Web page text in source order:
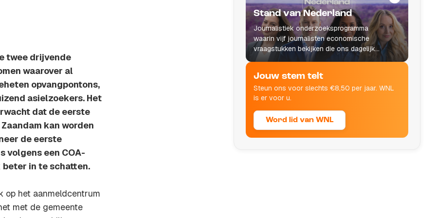
twee drijvende
waarover al
opvangpontons,
asielzoekers. Het
dat de eerste
kan worden
de eerste
volgens een COA-
beter in te schatten.
op het aanmeldcentrum
met de gemeente
Stand van Nederland
Journalistiek onderzoeksprogramma
waarin vijf journalisten economische
vraagstukken bekijken die ons dagelijks
leven raken.
Jouw stem telt
Steun ons voor slechts €8,50 per jaar. WNL
is er voor u.
Word lid van WNL